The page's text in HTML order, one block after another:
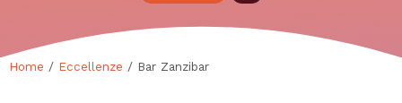
Home / Eccellenze / Bar Zanzibar